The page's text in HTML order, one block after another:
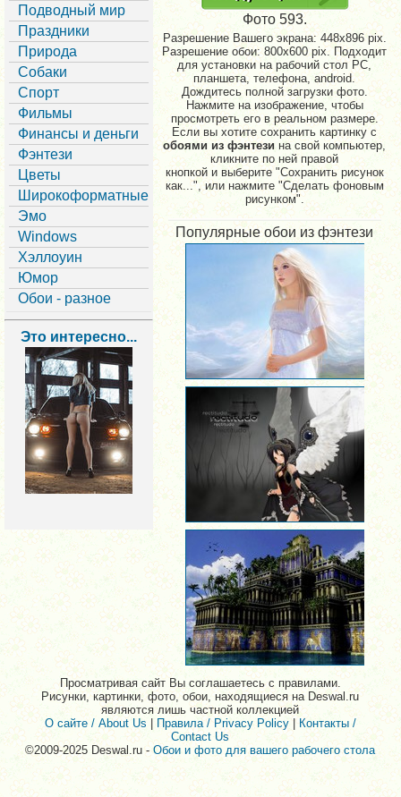
Подводный мир
Праздники
Природа
Собаки
Спорт
Фильмы
Финансы и деньги
Фэнтези
Цветы
Широкоформатные
Эмо
Windows
Хэллоуин
Юмор
Обои - разное
Это интересно...
Фото 593.
Разрешение Вашего экрана: 448x896 pix.
Разрешение обои: 800x600 pix. Подходит
для установки на рабочий стол PC,
планшета, телефона, android.
Дождитесь полной загрузки фото.
Нажмите на изображение, чтобы
просмотреть его в реальном размере.
Если вы хотите сохранить картинку с
обоями из фэнтези на свой компьютер,
кликните по ней правой
кнопкой и выберите "Сохранить рисунок
как...", или нажмите "Сделать фоновым
рисунком".
Популярные обои из фэнтези
Просматривая сайт Вы соглашаетесь с правилами.
Рисунки, картинки, фото, обои, находящиеся на Deswal.ru
являются лишь частной коллекцией
О сайте / About Us
Правила / Privacy Policy
Контакты /
Contact Us
©2009-2025 Deswal.ru -Обои и фото для вашего рабочего стола